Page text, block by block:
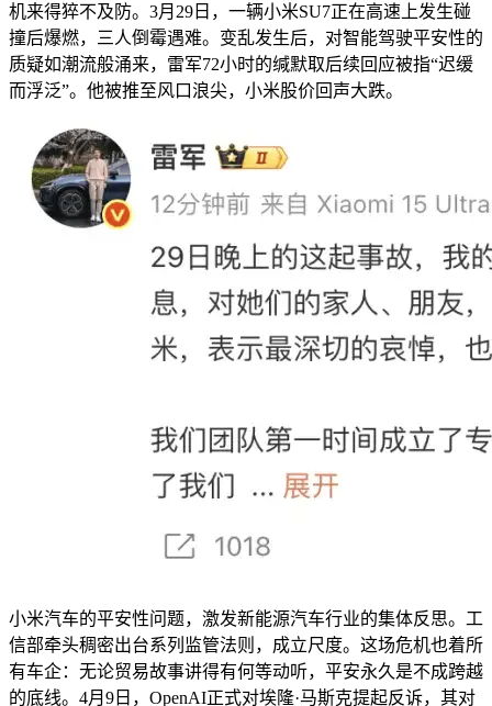
机来得猝不及防。3月29日，一辆小米SU7正在高速上发生碰
撞后爆燃，三人倒霉遇难。变乱发生后，对智能驾驶平安性的
质疑如潮流般涌来，雷军72小时的缄默取后续回应被指“迟缓
而浮泛”。他被推至风口浪尖，小米股价回声大跌。
小米汽车的平安性问题，激发新能源汽车行业的集体反思。工
信部牵头稠密出台系列监管法则，成立尺度。这场危机也着所
有车企：无论贸易故事讲得有何等动听，平安永久是不成跨越
的底线。4月9日，OpenAI正式对埃隆·马斯克提起反诉，其对